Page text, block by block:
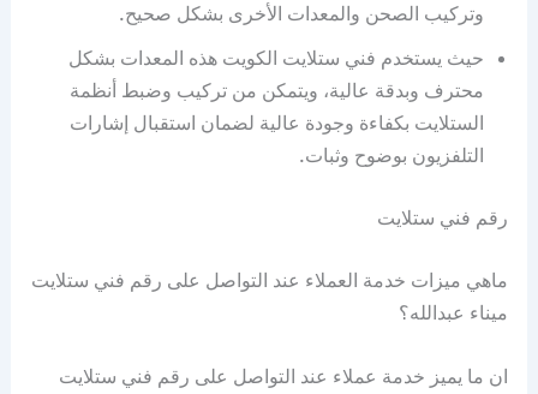
وتركيب الصحن والمعدات الأخرى بشكل صحيح.
حيث يستخدم فني ستلايت الكويت هذه المعدات بشكل
محترف وبدقة عالية، ويتمكن من تركيب وضبط أنظمة
الستلايت بكفاءة وجودة عالية لضمان استقبال إشارات
التلفزيون بوضوح وثبات.
رقم فني ستلايت
ماهي ميزات خدمة العملاء عند التواصل على رقم فني ستلايت
ميناء عبدالله؟
ان ما يميز خدمة عملاء عند التواصل على رقم فني ستلايت